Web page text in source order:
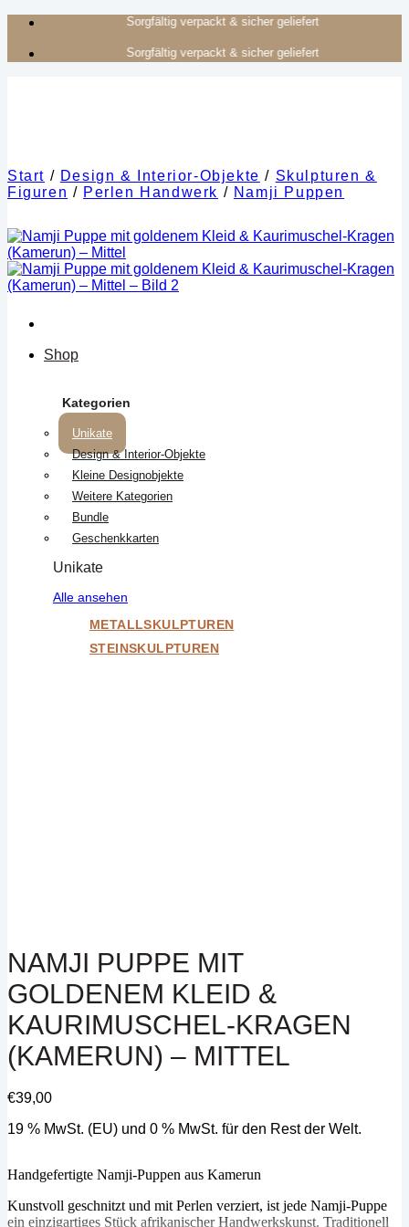
Zum
springen
Authentisches Kunsthandwerk aus Afrika
Authentisches Kunsthandwerk aus Afrika
Shop
Kategorien
Unikate
Design & Interior-Objekte
Kleine Designobjekte
Weitere Kategorien
Bundle
Geschenkkarten
Unikate
Alle ansehen
METALLSKULPTUREN
STEINSKULPTUREN
Start / Design & Interior-Objekte / Skulpturen &
Figuren / Perlen Handwerk / Namji Puppen
NAMJI PUPPE MIT
GOLDENEM KLEID &
KAURIMUSCHEL-KRAGEN
(KAMERUN) – MITTEL
€39,00
19 % MwSt. (EU) und 0 % MwSt. für den Rest der Welt.
Handgefertigte Namji-Puppen aus Kamerun
Kunstvoll geschnitzt und mit Perlen verziert, ist jede Namji-Puppe
ein einzigartiges Stück afrikanischer Handwerkskunst. Traditionell